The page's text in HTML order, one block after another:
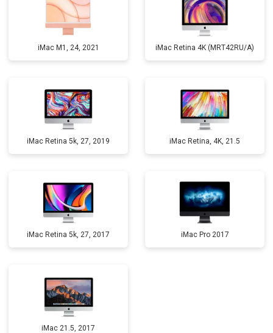
iMac M1, 24, 2021 iMac Retina 4K (MRT42RU/A)
iMac Retina 5k, 27, 2019 iMac Retina, 4K, 21.5
iMac Retina 5k, 27, 2017 iMac Pro 2017
iMac 21.5, 2017